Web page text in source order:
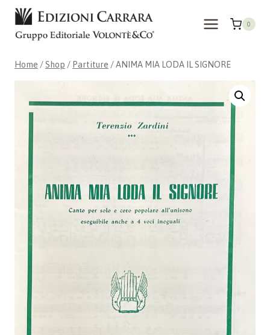
Skip
content
0
Home / Shop / Partiture /ANIMA MIA LODA IL SIGNORE